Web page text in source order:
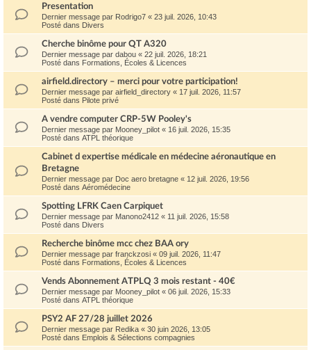
Presentation
Dernier message par Rodrigo7 « 23 juil. 2026, 10:43
Posté dans Divers
Cherche binôme pour QT A320
Dernier message par dabou « 22 juil. 2026, 18:21
Posté dans Formations, Écoles & Licences
airfield.directory – merci pour votre participation!
Dernier message par airfield_directory « 17 juil. 2026, 11:57
Posté dans Pilote privé
A vendre computer CRP-5W Pooley's
Dernier message par Mooney_pilot « 16 juil. 2026, 15:35
Posté dans ATPL théorique
Cabinet d expertise médicale en médecine aéronautique en
Bretagne
Dernier message par Doc aero bretagne « 12 juil. 2026, 19:56
Posté dans Aéromédecine
Spotting LFRK Caen Carpiquet
Dernier message par Manono2412 « 11 juil. 2026, 15:58
Posté dans Divers
Recherche binôme mcc chez BAA ory
Dernier message par franckzosi « 09 juil. 2026, 11:47
Posté dans Formations, Écoles & Licences
Vends Abonnement ATPLQ 3 mois restant - 40€
Dernier message par Mooney_pilot « 06 juil. 2026, 15:33
Posté dans ATPL théorique
PSY2 AF 27/28 juillet 2026
Dernier message par Redika « 30 juin 2026, 13:05
Posté dans Emplois & Sélections compagnies